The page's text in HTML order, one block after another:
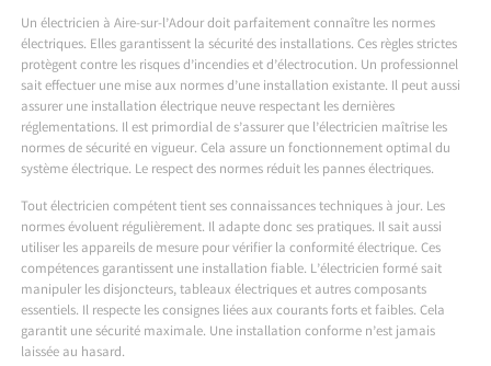
Un électricien à Aire-sur-l’Adour doit parfaitement connaître les normes
électriques. Elles garantissent la sécurité des installations. Ces règles strictes
protègent contre les risques d’incendies et d’électrocution. Un professionnel
sait effectuer une mise aux normes d’une installation existante. Il peut aussi
assurer une installation électrique neuve respectant les dernières
réglementations. Il est primordial de s’assurer que l’électricien maîtrise les
normes de sécurité en vigueur. Cela assure un fonctionnement optimal du
système électrique. Le respect des normes réduit les pannes électriques.
Tout électricien compétent tient ses connaissances techniques à jour. Les
normes évoluent régulièrement. Il adapte donc ses pratiques. Il sait aussi
utiliser les appareils de mesure pour vérifier la conformité électrique. Ces
compétences garantissent une installation fiable. L’électricien formé sait
manipuler les disjoncteurs, tableaux électriques et autres composants
essentiels. Il respecte les consignes liées aux courants forts et faibles. Cela
garantit une sécurité maximale. Une installation conforme n’est jamais
laissée au hasard.